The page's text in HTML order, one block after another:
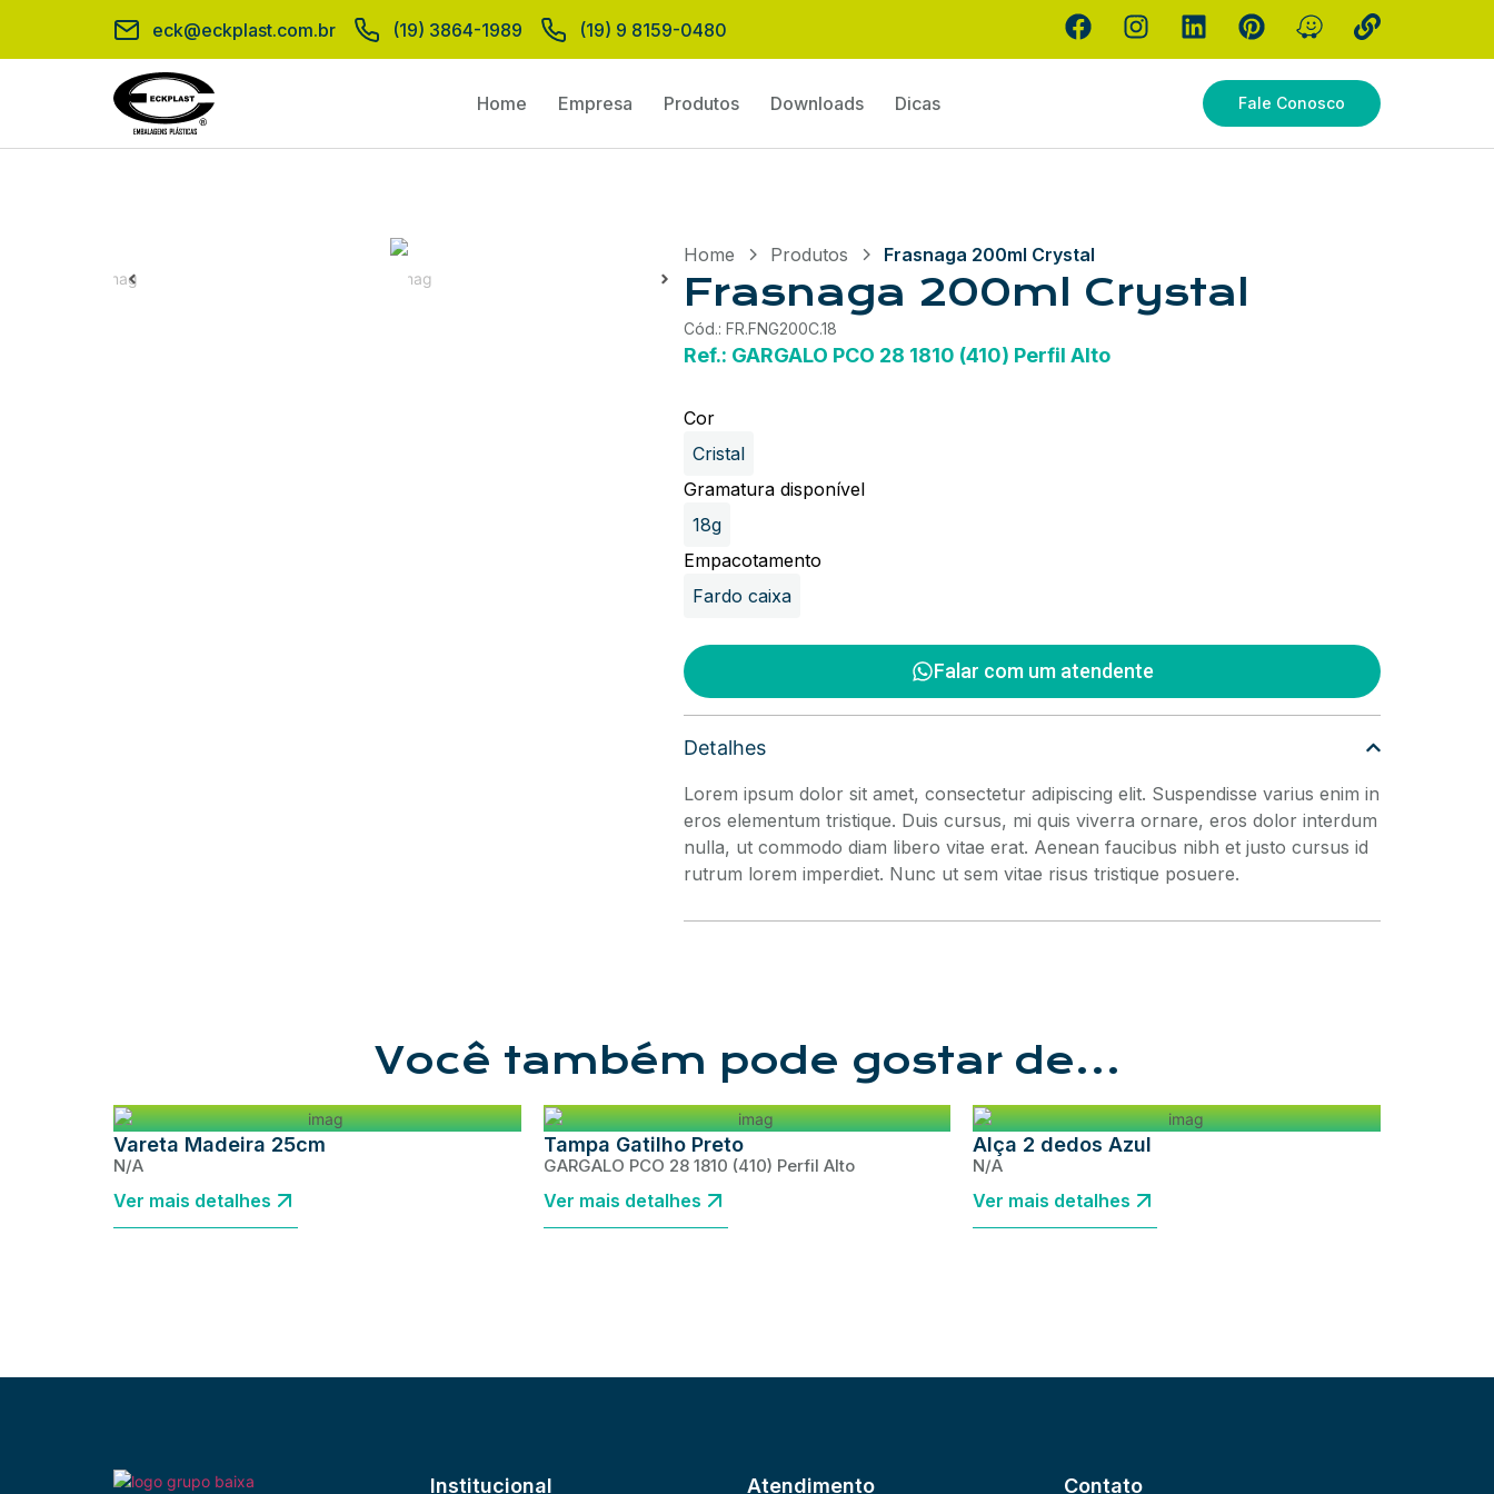
eck@eckplast.com.br (19) 3864-1989 (19) 9 8159-0480
Home Empresa Produtos Downloads Dicas Fale Conosco
Home Produtos Frasnaga 200ml Crystal
Frasnaga 200ml Crystal
Cód.: FR.FNG200C.18
Ref.: GARGALO PCO 28 1810 (410) Perfil Alto
Cor
Cristal
Gramatura disponível
18g
Empacotamento
Fardo caixa
Falar com um atendente
Detalhes
Lorem ipsum dolor sit amet, consectetur adipiscing elit. Suspendisse varius enim in
eros elementum tristique. Duis cursus, mi quis viverra ornare, eros dolor interdum
nulla, ut commodo diam libero vitae erat. Aenean faucibus nibh et justo cursus id
rutrum lorem imperdiet. Nunc ut sem vitae risus tristique posuere.
Você também pode gostar de…
Vareta Madeira 25cm
N/A
Ver mais detalhes
Tampa Gatilho Preto
GARGALO PCO 28 1810 (410) Perfil Alto
Ver mais detalhes
Alça 2 dedos Azul
N/A
Ver mais detalhes
Institucional Atendimento Contato